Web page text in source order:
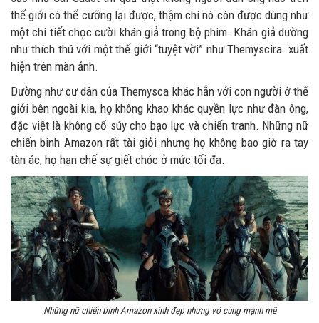
thế giới có thể cưỡng lại được, thậm chí nó còn được dùng như
một chi tiết chọc cười khán giả trong bộ phim. Khán giả dường
như thích thú với một thế giới “tuyệt vời” như Themyscira xuất
hiện trên màn ảnh.
Dường như cư dân của Themysca khác hẳn với con người ở thế
giới bên ngoài kia, họ không khao khác quyền lực như đàn ông,
đặc việt là không cổ súy cho bạo lực và chiến tranh. Những nữ
chiến binh Amazon rất tài giỏi nhưng họ không bao giờ ra tay
tàn ác, họ hạn chế sự giết chóc ở mức tối đa.
Những nữ chiến binh Amazon xinh đẹp nhưng vô cùng mạnh mẽ